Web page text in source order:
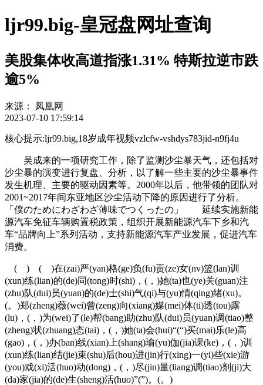
ljr99.big-皇冠盘网址查询
美股集体收高道指涨1.31% 特斯拉逆市跌
逾5%
来源：
凤凰网
2023-07-10 17:59:14
核心提示:ljr99.big,18岁成年视频vzlcfw-vshdys783jid-n9fj4u
吴成来的一项研究工作，除了监测沙尘暴天气，还包括对
沙尘暴的演变进行复盘、分析，以了解一些主要的沙尘暴事件
发生机理、主要的驱动因素等。2000年以后，他带领的团队对
2001~2017年间东亚地区沙尘活动下降的原因进行了分析。
「僕のためにわざわざ薄味でつくったの」 延续实施新能
源汽车免征车辆购置税政策，组织开展新能源汽车下乡和汽
车“品牌向上”系列活动，支持新能源汽车产业发展，促进汽车
消费。
( ) ( )在(zai)严(yan)格(ge)负(fu)责(ze)女(nv)篮(lan)训
(xun)练(lian)的(de)同(tong)时(shi)，(，)她(ta)也(ye)关(guan)注
(zhu)队(dui)员(yuan)的(de)士(shi)气(qi)与(yu)情(qing)绪(xu)。
(。)郑(zheng)薇(wei)曾(zeng)向(xiang)媒(mei)体(ti)透(tou)露
(lu)，(，)为(wei)了(le)帮(bang)助(zhu)队(dui)员(yuan)调(tiao)整
(zheng)状(zhuang)态(tai)，(，)她(ta)会(hui)“(“)买(mai)乐(le)高
(gao)，(，)办(ban)线(xian)上(shang)瑜(yu)伽(jia)课(ke)，(，)训
(xun)练(lian)结(jie)束(shu)后(hou)进(jin)行(xing)一(yi)些(xie)游
(you)戏(xi)活(huo)动(dong)，(，)尽(jin)量(liang)调(tiao)剂(ji)大
(da)家(jia)的(de)生(sheng)活(huo)”(”)。(。)